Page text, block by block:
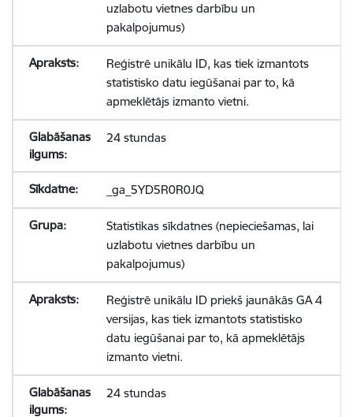
uzlabotu vietnes darbību un
pakalpojumus)
Reģistrē unikālu ID, kas tiek izmantots
statistisko datu iegūšanai par to, kā
apmeklētājs izmanto vietni.
24 stundas
_ga_5YD5R0R0JQ
Statistikas sīkdatnes (nepieciešamas, lai
uzlabotu vietnes darbību un
pakalpojumus)
Reģistrē unikālu ID priekš jaunākās GA 4
versijas, kas tiek izmantots statistisko
datu iegūšanai par to, kā apmeklētājs
izmanto vietni.
24 stundas